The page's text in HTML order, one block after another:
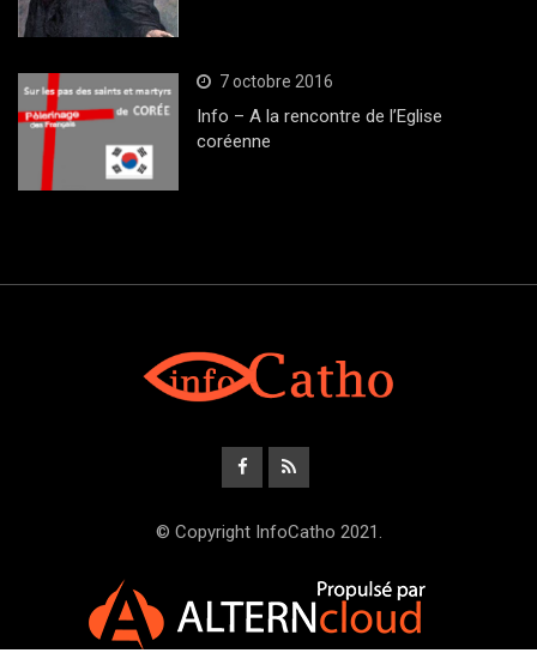
7 octobre 2016
Info – A la rencontre de l’Eglise
coréenne
© Copyright InfoCatho 2021.